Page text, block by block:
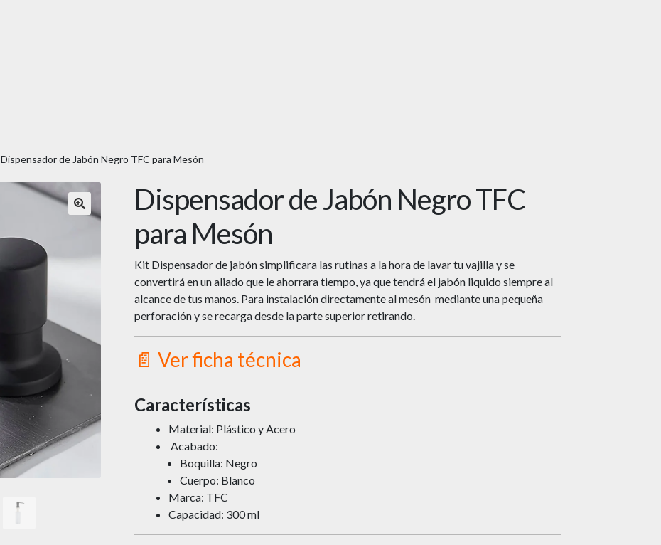
Dispensador de Jabón Negro TFC para Mesón
Dispensador de Jabón Negro TFC
para Mesón
Kit Dispensador de jabón simplificara las rutinas a la hora de lavar tu vajilla y se
convertirá en un aliado que le ahorrara tiempo, ya que tendrá el jabón liquido siempre al
alcance de tus manos. Para instalación directamente al mesón mediante una pequeña
perforación y se recarga desde la parte superior retirando.
📄 Ver ficha técnica
Características
Material: Plástico y Acero
Acabado:
Boquilla: Negro
Cuerpo: Blanco
Marca: TFC
Capacidad: 300 ml